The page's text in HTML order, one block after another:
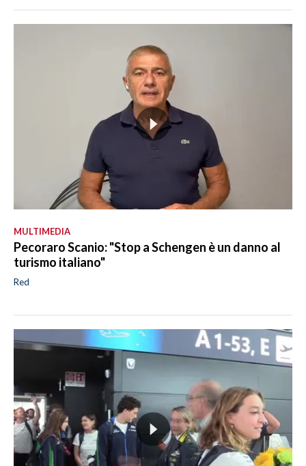
MULTIMEDIA
Pecoraro Scanio: "Stop a Schengen è un danno al
turismo italiano"
Red